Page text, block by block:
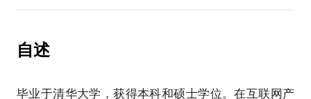
亿的产品，相信在这些方面能为你提供帮助。我愿意
与你分享的内容包括：
厘清产品核心脉络；
自述
毕业于清华大学，获得本科和硕士学位。在互联网产